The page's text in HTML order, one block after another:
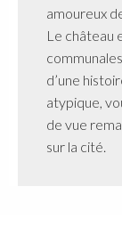
amoureux
Le château
d’une
atypique,
de vue
sur la cité.